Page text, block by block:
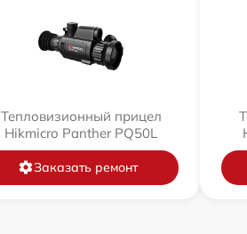
Тепловизионный прицел
Hikmicro Panther PQ50L
Заказать ремонт